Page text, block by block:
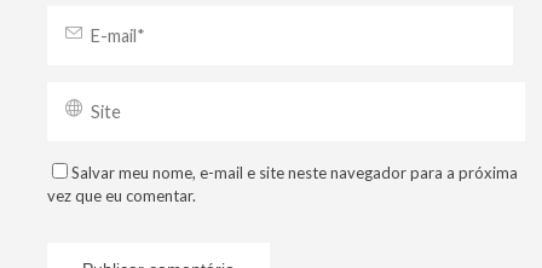
Salvar meu nome, e-mail e site neste navegador para a próxima
vez que eu comentar.